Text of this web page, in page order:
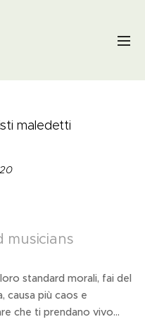
maledetti
musicians
standard morali, fai del
causa più caos e
che ti prendano vivo...